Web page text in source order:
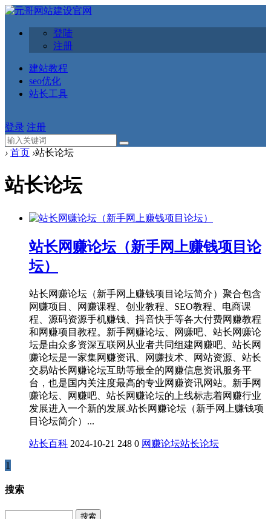
登陆
注册
建站教程
seo优化
站长工具
登录 注册
› 首页 ›站长论坛
站长论坛
站长网赚论坛（新手网上赚钱项目论
坛）
站长网赚论坛（新手网上赚钱项目论坛简介）聚合包含
网赚项目、网赚课程、创业教程、SEO教程、电商课
程、源码资源手机赚钱、抖音快手等各大付费网赚教程
和网赚项目教程。新手网赚论坛、网赚吧、站长网赚论
坛是由众多资深互联网从业者共同组建网赚吧、站长网
赚论坛是一家集网赚资讯、网赚技术、网站资源、站长
交易站长网赚论坛互助等最全的网赚信息资讯服务平
台，也是国内关注度最高的专业网赚资讯网站。新手网
赚论坛、网赚吧、站长网赚论坛的上线标志着网赚行业
发展进入一个新的发展.站长网赚论坛（新手网上赚钱项
目论坛简介）...
站长百科 2024-10-21 248 0 网赚论坛站长论坛
1
搜索